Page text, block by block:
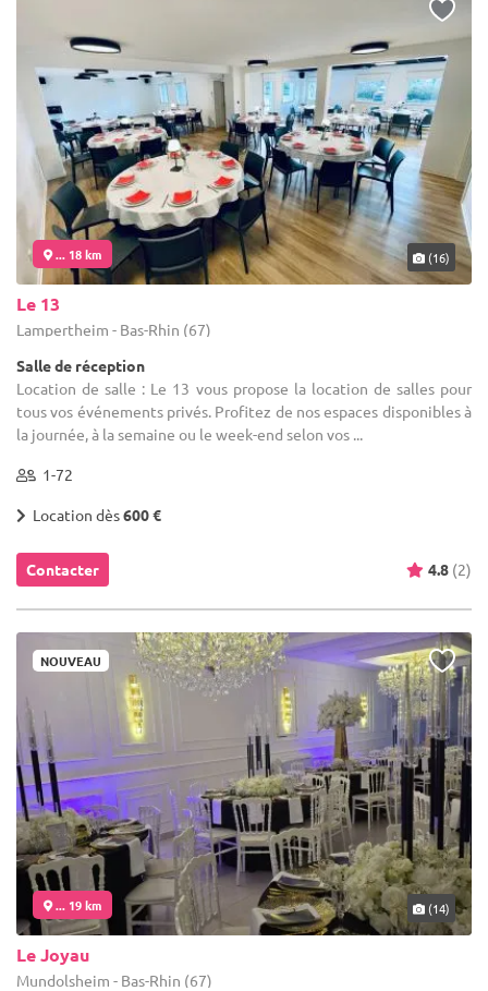
... 18 km (16)
Le 13
Lampertheim - Bas-Rhin (67)
Salle de réception
Location de salle : Le 13 vous propose la location de salles pour
tous vos événements privés. Profitez de nos espaces disponibles à
la journée, à la semaine ou le week-end selon vos ...
1-72
Location dès600 €
Contacter 4.8 (2)
NOUVEAU
... 19 km (14)
Le Joyau
Mundolsheim - Bas-Rhin (67)